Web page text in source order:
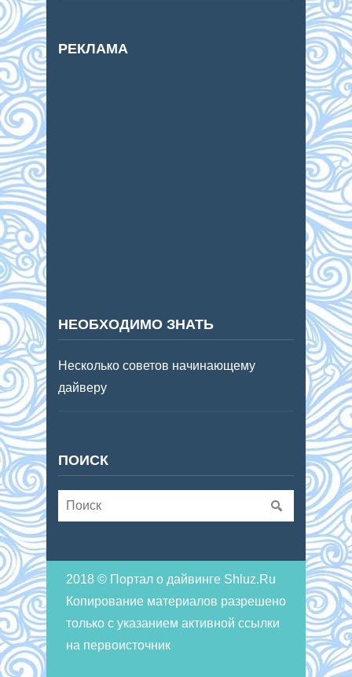
РЕКЛАМА
НЕОБХОДИМО ЗНАТЬ
Несколько советов начинающему
дайверу
ПОИСК
2018 © Портал о дайвинге Shluz.Ru
Копирование материалов разрешено
только с указанием активной ссылки
на первоисточник